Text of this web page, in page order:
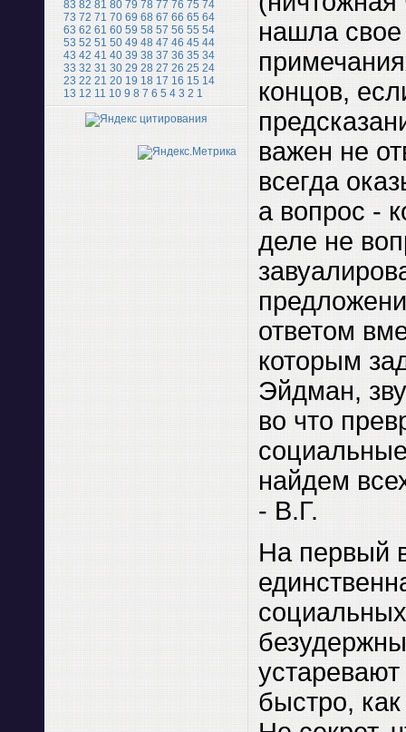
83 82 81 80 79 78 77 76 75 74
73 72 71 70 69 68 67 66 65 64
63 62 61 60 59 58 57 56 55 54
53 52 51 50 49 48 47 46 45 44
43 42 41 40 39 38 37 36 35 34
33 32 31 30 29 28 27 26 25 24
23 22 21 20 19 18 17 16 15 14
13 12 11 10 9 8 7 6 5 4 3 2 1
нашла
концов,
важен не
всегда
а вопрос -
деле не
ответом
которым
Эйдман,
во что
найдем
- В.Г.
На первый
быстро,